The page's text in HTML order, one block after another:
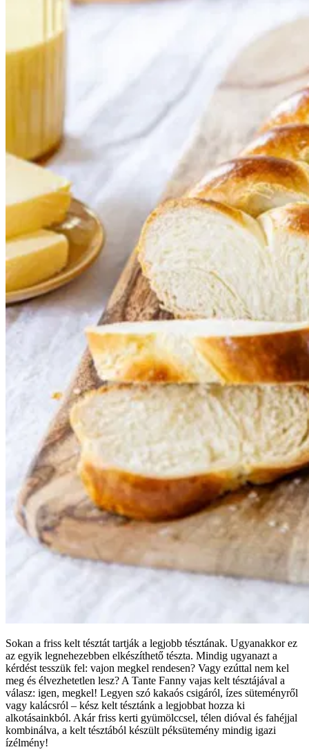
Sokan a friss kelt tésztát tartják a legjobb tésztának. Ugyanakkor ez
az egyik legnehezebben elkészíthető tészta. Mindig ugyanazt a
kérdést tesszük fel: vajon megkel rendesen? Vagy ezúttal nem kel
meg és élvezhetetlen lesz? A Tante Fanny vajas kelt tésztájával a
válasz: igen, megkel! Legyen szó kakaós csigáról, ízes süteményről
vagy kalácsról – kész kelt tésztánk a legjobbat hozza ki
alkotásainkból. Akár friss kerti gyümölccsel, télen dióval és fahéjjal
kombinálva, a kelt tésztából készült péksütemény mindig igazi
ízélmény!